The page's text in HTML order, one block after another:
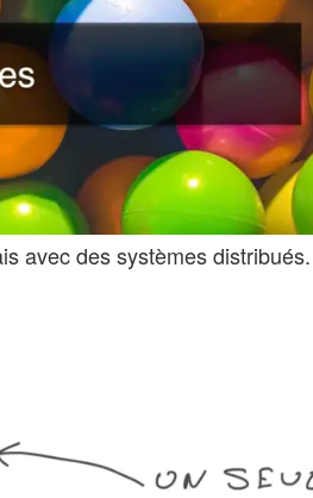
avec des systèmes distribués.